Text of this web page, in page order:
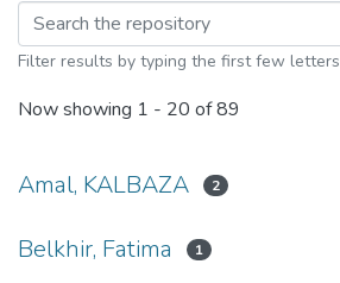
Filter results by typing the first few letters
Now showing 1 - 20 of 89
Amal, KALBAZA 2
Belkhir, Fatima 1